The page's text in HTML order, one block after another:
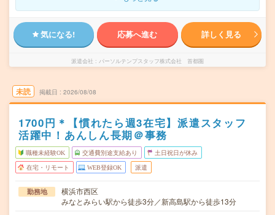
気になる! 応募へ進む 詳しく見る
派遣会社 パーソルテンプスタッフ株式会社 首都圏
未読 掲載日 2026/08/08
1700円＊【慣れたら週3在宅】派遣スタッフ
活躍中！あんしん長期＠事務
職種未経験OK 交通費別途支給あり 土日祝日が休み
在宅・リモート WEB登録OK 派遣
勤務地
横浜市西区
みなとみらい駅から徒歩3分／新高島駅から徒歩13分